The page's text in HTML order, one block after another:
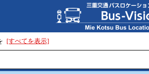
[すべてを表示]